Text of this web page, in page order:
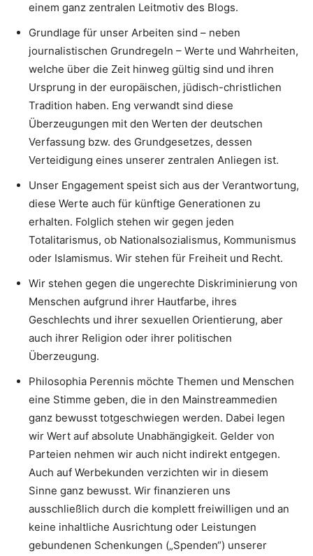
einem ganz zentralen Leitmotiv des Blogs.
Grundlage für unser Arbeiten sind – neben
journalistischen Grundregeln – Werte und Wahrheiten,
welche über die Zeit hinweg gültig sind und ihren
Ursprung in der europäischen, jüdisch-christlichen
Tradition haben. Eng verwandt sind diese
Überzeugungen mit den Werten der deutschen
Verfassung bzw. des Grundgesetzes, dessen
Verteidigung eines unserer zentralen Anliegen ist.
Unser Engagement speist sich aus der Verantwortung,
diese Werte auch für künftige Generationen zu
erhalten. Folglich stehen wir gegen jeden
Totalitarismus, ob Nationalsozialismus, Kommunismus
oder Islamismus. Wir stehen für Freiheit und Recht.
Wir stehen gegen die ungerechte Diskriminierung von
Menschen aufgrund ihrer Hautfarbe, ihres
Geschlechts und ihrer sexuellen Orientierung, aber
auch ihrer Religion oder ihrer politischen
Überzeugung.
Philosophia Perennis möchte Themen und Menschen
eine Stimme geben, die in den Mainstreammedien
ganz bewusst totgeschwiegen werden. Dabei legen
wir Wert auf absolute Unabhängigkeit. Gelder von
Parteien nehmen wir auch nicht indirekt entgegen.
Auch auf Werbekunden verzichten wir in diesem
Sinne ganz bewusst. Wir finanzieren uns
ausschließlich durch die komplett freiwilligen und an
keine inhaltliche Ausrichtung oder Leistungen
gebundenen Schenkungen („Spenden“) unserer